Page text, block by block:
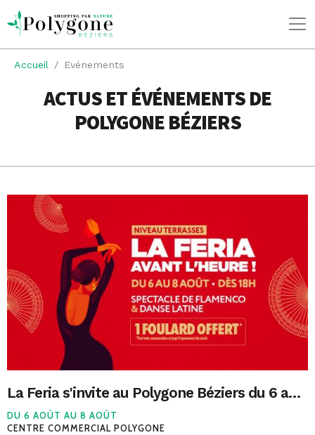
Accueil Evénements
ACTUS ET ÉVÉNEMENTS DE
POLYGONE BÉZIERS
La Feria s'invite au Polygone Béziers du 6 au 8 août !
DU 6 AOÛT AU 8 AOÛT
CENTRE COMMERCIAL POLYGONE